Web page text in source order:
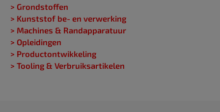
> Grondstoffen
> Kunststof be- en verwerking
> Machines & Randapparatuur
> Opleidingen
> Productontwikkeling
> Tooling & Verbruiksartikelen